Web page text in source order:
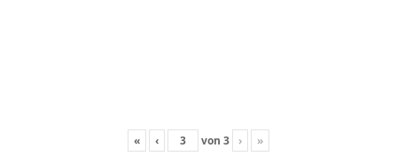
« ‹ von 3 › »